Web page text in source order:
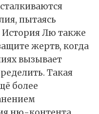
пытаясь
История Лю также
жертв, когда
вызывает
Такая
более